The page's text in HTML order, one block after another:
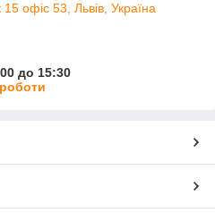
офіс 53, Львів, Україна
до 15:30